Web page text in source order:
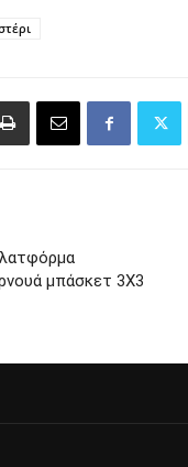
μπάσκετ 3Χ3